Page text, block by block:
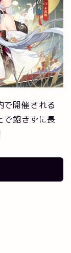
で開催される
で飽きずに長